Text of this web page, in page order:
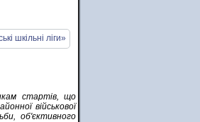
стартів, що
військової
об'єктивного